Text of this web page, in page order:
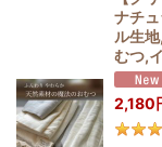
ナチ
ル生
むつ,
2,180